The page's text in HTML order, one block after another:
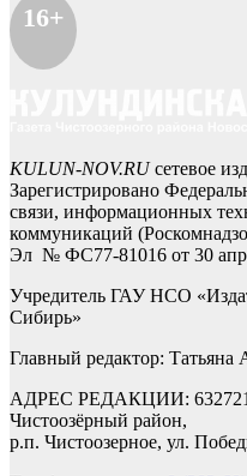
16+
KULUN-NOV.RUсетевое
Зарегистрировано
связи, информационных
коммуникаций
Эл № ФС77-81016 от 30
Учредитель ГАУ НСО
Сибирь»
Главный редактор:
АДРЕС РЕДАКЦИИ: 632721,
Чистоозёрный район,
р.п. Чистоозерное, ул.